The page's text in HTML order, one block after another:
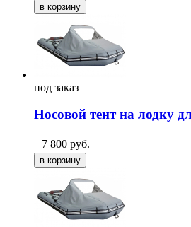
под заказ
Носовой тент на лодку
7 800 руб.